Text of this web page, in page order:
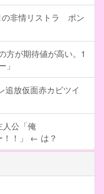
の非情リストラ ポン
方が期待値が高い。1
」
追放仮面赤カビツイ
公「俺
！！」 ← は？